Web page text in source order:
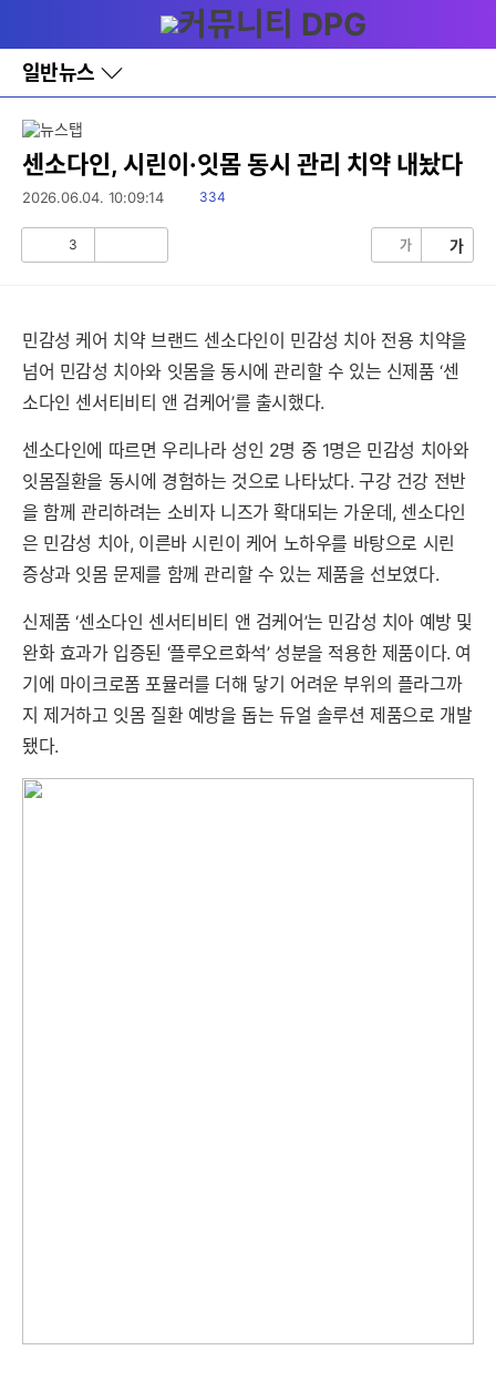
와
홈
일반뉴스
바
로
이
어
토
센소다인, 시린이·잇몸 동시 관리 치약 내놨다
2026.06.04. 10:09:14
읽
334
3 가 가
민감성 케어 치약 브랜드 센소다인이 민감성 치아 전용 치약을
넘어 민감성 치아와 잇몸을 동시에 관리할 수 있는 신제품 ‘센
소다인 센서티비티 앤 검케어’를 출시했다.
센소다인에 따르면 우리나라 성인 2명 중 1명은 민감성 치아와
잇몸질환을 동시에 경험하는 것으로 나타났다. 구강 건강 전반
을 함께 관리하려는 소비자 니즈가 확대되는 가운데, 센소다인
은 민감성 치아, 이른바 시린이 케어 노하우를 바탕으로 시린
증상과 잇몸 문제를 함께 관리할 수 있는 제품을 선보였다.
신제품 ‘센소다인 센서티비티 앤 검케어’는 민감성 치아 예방 및
완화 효과가 입증된 ‘플루오르화석’ 성분을 적용한 제품이다. 여
기에 마이크로폼 포뮬러를 더해 닿기 어려운 부위의 플라그까
지 제거하고 잇몸 질환 예방을 돕는 듀얼 솔루션 제품으로 개발
됐다.